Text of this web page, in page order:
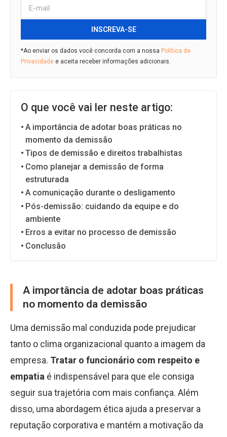
INSCREVA-SE
*Ao enviar os dados você concorda com a nossa Política de
Privacidade e aceita receber informações adicionais.
O que você vai ler neste artigo:
A importância de adotar boas práticas no
momento da demissão
Tipos de demissão e direitos trabalhistas
Como planejar a demissão de forma
estruturada
A comunicação durante o desligamento
Pós-demissão: cuidando da equipe e do
ambiente
Erros a evitar no processo de demissão
Conclusão
A importância de adotar boas práticas
no momento da demissão
Uma demissão mal conduzida pode prejudicar
tanto o clima organizacional quanto a imagem da
empresa. Tratar o funcionário com respeito e
empatia é indispensável para que ele consiga
seguir sua trajetória com mais confiança. Além
disso, uma abordagem ética ajuda a preservar a
reputação corporativa e mantém a motivação da